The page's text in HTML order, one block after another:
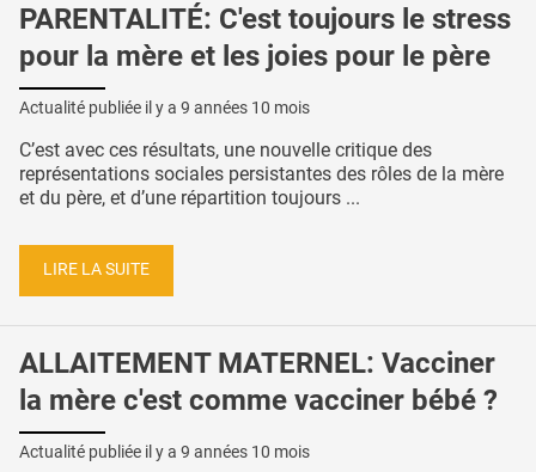
PARENTALITÉ: C'est toujours le stress
pour la mère et les joies pour le père
Actualité publiée il y a 9 années 10 mois
C’est avec ces résultats, une nouvelle critique des
représentations sociales persistantes des rôles de la mère
et du père, et d’une répartition toujours ...
LIRE LA SUITE
ALLAITEMENT MATERNEL: Vacciner
la mère c'est comme vacciner bébé ?
Actualité publiée il y a 9 années 10 mois